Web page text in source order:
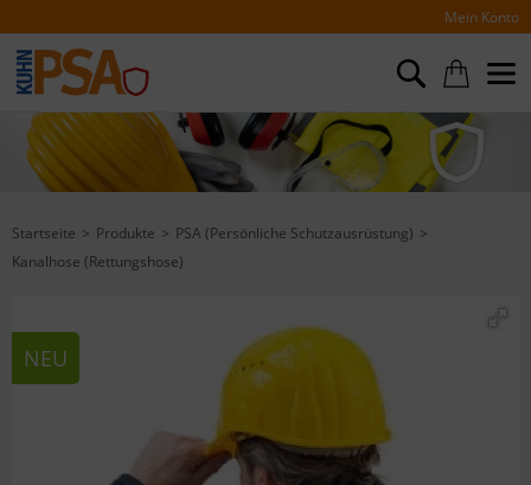
Mein Konto
Startseite Produkte
PSA (Persönliche Schutzausrüstung)
Kanalhose (Rettungshose)
NEU